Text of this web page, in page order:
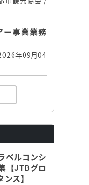
ー事業業務
年09月04
ベルコンシ
【JTBグロ
ス】